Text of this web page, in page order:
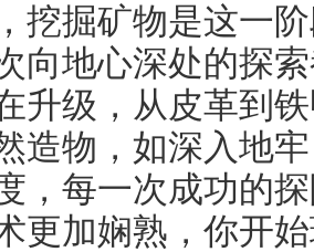
挖掘矿物是这一
向地心深处的探
升级，从皮革到
造物，如深入地
，每一次成功的
更加娴熟，你开